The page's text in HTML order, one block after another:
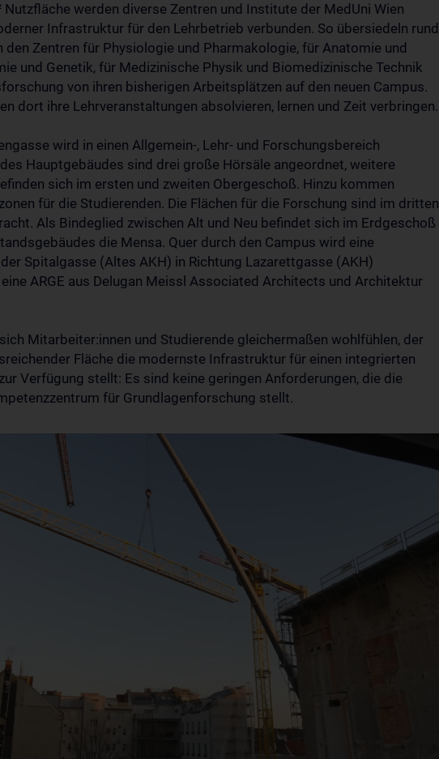
werden diverse Zentren und Institute der MedUni Wien
Infrastruktur für den Lehrbetrieb verbunden. So übersiedeln rund
Zentren für Physiologie und Pharmakologie, für Anatomie und
und Genetik, für Medizinische Physik und Biomedizinische Technik
von ihren bisherigen Arbeitsplätzen auf den neuen Campus.
dort ihre Lehrveranstaltungen absolvieren, lernen und Zeit verbringen.
wird in einen Allgemein-, Lehr- und Forschungsbereich
Hauptgebäudes sind drei große Hörsäle angeordnet, weitere
sich im ersten und zweiten Obergeschoß. Hinzu kommen
für die Studierenden. Die Flächen für die Forschung sind im dritten
Als Bindeglied zwischen Alt und Neu befindet sich im Erdgeschoß
die Mensa. Quer durch den Campus wird eine
Spitalgasse (Altes AKH) in Richtung Lazarettgasse (AKH)
ARGE aus Delugan Meissl Associated Architects und Architektur
Mitarbeiter:innen und Studierende gleichermaßen wohlfühlen, der
Fläche die modernste Infrastruktur für einen integrierten
Verfügung stellt: Es sind keine geringen Anforderungen, die die
für Grundlagenforschung stellt.
activation, data will be sent to YouTube. Further